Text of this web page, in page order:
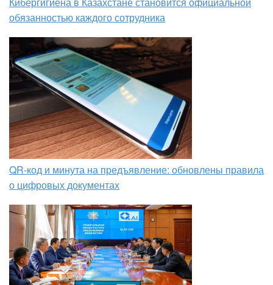
обязанностью каждого сотрудника
QR-код и минута на предъявление: обновлены правила
о цифровых документах